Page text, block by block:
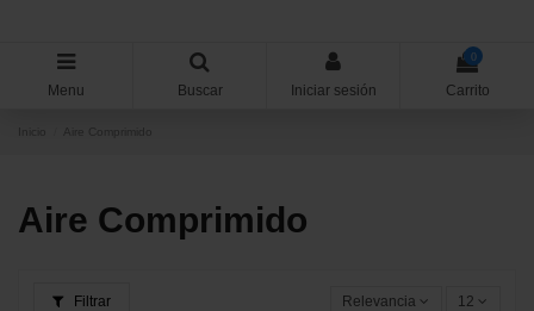
Menu Buscar Iniciar sesión
0
Carrito
Aire Comprimido
Aire Comprimido
Filtrar Relevancia 12